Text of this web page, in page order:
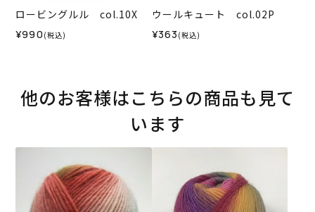
ロービングルル col.10X
¥990 (税込)
ウールキュート col.02P
¥363 (税込)
他のお客様はこちらの商品も見て
います